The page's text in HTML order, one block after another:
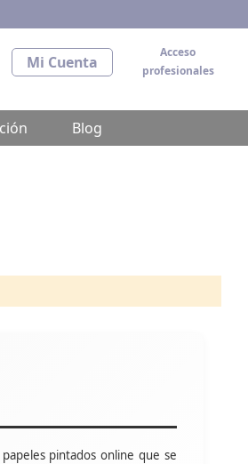
Acceso
profesionales
Mi Cuenta
Blog
pintados online que se